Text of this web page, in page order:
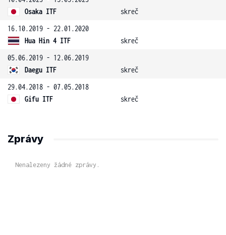
Osaka ITF
skreč
16.10.2019 - 22.01.2020
Hua Hin 4 ITF
skreč
05.06.2019 - 12.06.2019
Daegu ITF
skreč
29.04.2018 - 07.05.2018
Gifu ITF
skreč
Zprávy
Nenalezeny žádné zprávy.